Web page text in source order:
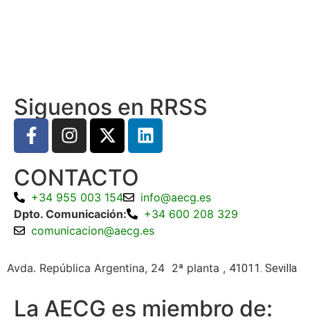
Siguenos en RRSS
CONTACTO
+34 955 003 154
info@aecg.es
Dpto. Comunicación:
+34 600 208 329
comunicacion@aecg.es
Avda. República Argentina, 24 2ª planta , 41011. Sevilla
La AECG es miembro de: